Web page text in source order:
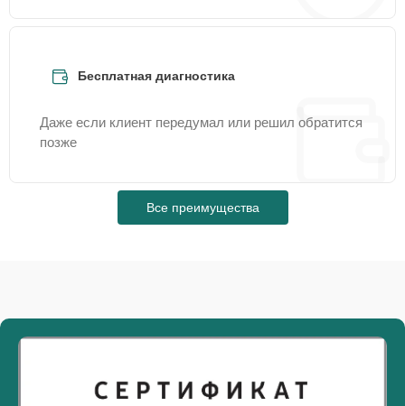
Бесплатная диагностика
Даже если клиент передумал или решил обратится
позже
Все преимущества